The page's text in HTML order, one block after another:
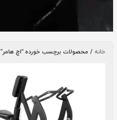
اچ
خانه / محصولات برچسب خورده “اچ هامر”